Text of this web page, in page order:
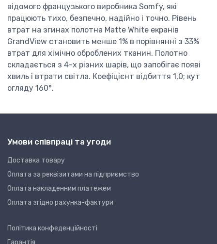
відомого французького виробника Somfy, які
працюють тихо, безпечно, надійно і точно. Рівень
втрат на згинах полотна Matte White екранів
GrandView становить менше 1% в порівнянні з 33%
втрат для хімічно оброблених тканин. Полотно
складається з 4-х різних шарів, що запобігає появі
хвиль і втрати світла. Коефіцієнт відбиття 1,0; кут
огляду 160°.
Умови співпраці та угоди
Доставка товару
Оплата за реквізитами на підприємство
Оплата накладенним платежем
Оплата згідно рахунка-фактури
Політика конфеденційності
Гарантія